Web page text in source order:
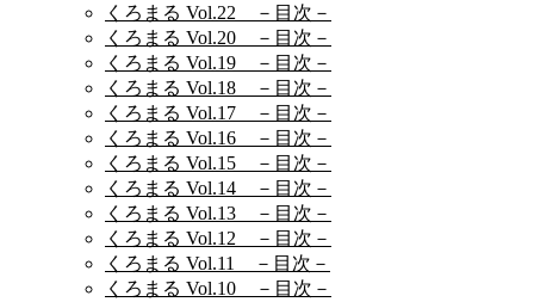
くろまる Vol.22 －目次－
くろまる Vol.20 －目次－
くろまる Vol.19 －目次－
くろまる Vol.18 －目次－
くろまる Vol.17 －目次－
くろまる Vol.16 －目次－
くろまる Vol.15 －目次－
くろまる Vol.14 －目次－
くろまる Vol.13 －目次－
くろまる Vol.12 －目次－
くろまる Vol.11 －目次－
くろまる Vol.10 －目次－